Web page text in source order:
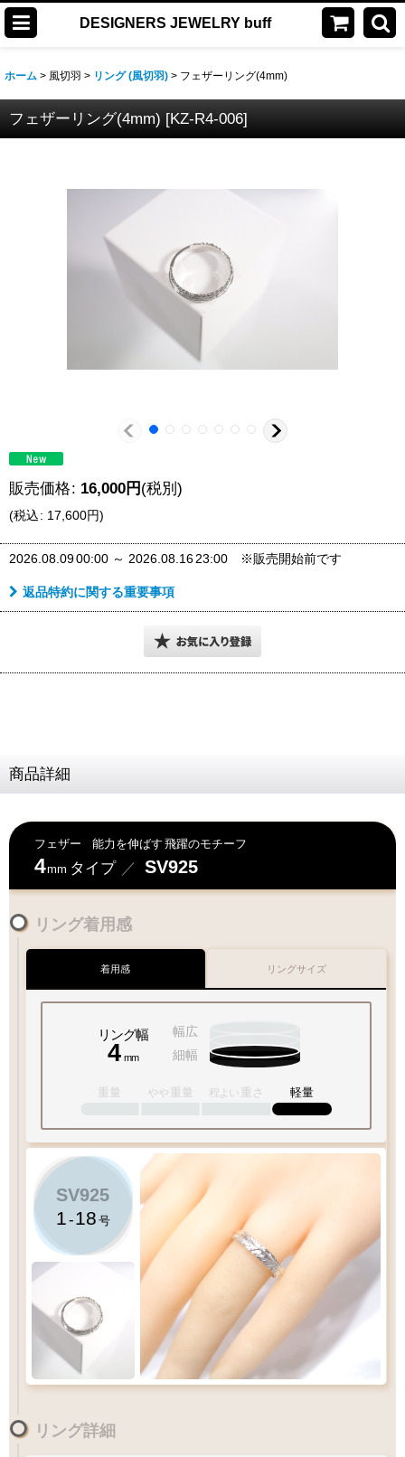
DESIGNERS JEWELRY buff
ホーム > 風切羽 > リング (風切羽) > フェザーリング(4mm)
フェザーリング(4mm) [KZ-R4-006]
販売価格: 16,000円 (税別)
(税込: 17,600円)
2026.08.0900:00 ～ 2026.08.1623:00 ※販売開始前です
返品特約に関する重要事項
商品詳細
フェザー 能力を伸ばす 飛躍のモチーフ
4mm タイプ ／ SV925
リング着用感
着用感
リング幅
4 mm
幅広
細幅
重量 やや 重量 程よい 重さ 軽量
SV925
1-18 号
リングサイズ
1-18
リング詳細